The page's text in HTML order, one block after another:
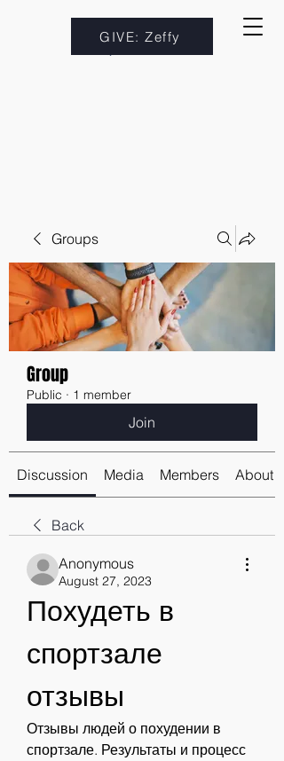
GIVE: Zeffy
Groups
Group
Public · 1 member
Join
Discussion Media Members About
Back
Anonymous
August 27, 2023
Похудеть в
спортзале
отзывы
Отзывы людей о похудении в
спортзале. Результаты и процесс